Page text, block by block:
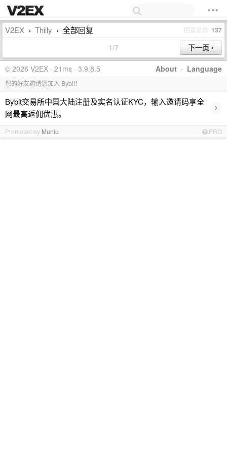
V2EX › Thilly › 全部回复 回复总数 137
1/7
About · Language
© 2026 V2EX · 21ms · 3.9.8.5
您的好友邀请您加入 Bybit！
Bybit交易所中国大陆注册及实名认证KYC，输入邀请码享全
网最高返佣优惠。
›
Promoted by Muniu PRO